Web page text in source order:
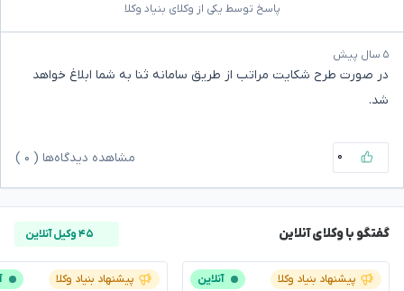
پاسخ توسط یکی از وکلای بنیاد وکلا
۵ سال پیش
در صورت طرح شکایت مراتب از طریق سامانه ثنا به شما ابلاغ خواهد
شد.
۰ مشاهده دیدگاه‌ها ( ۰
گفتگو با وکلای آنلاین ۴۵ وکیل آنلاین
پیشنهاد بنیاد وکلا آنلاین پیشنهاد بنیاد وکلا